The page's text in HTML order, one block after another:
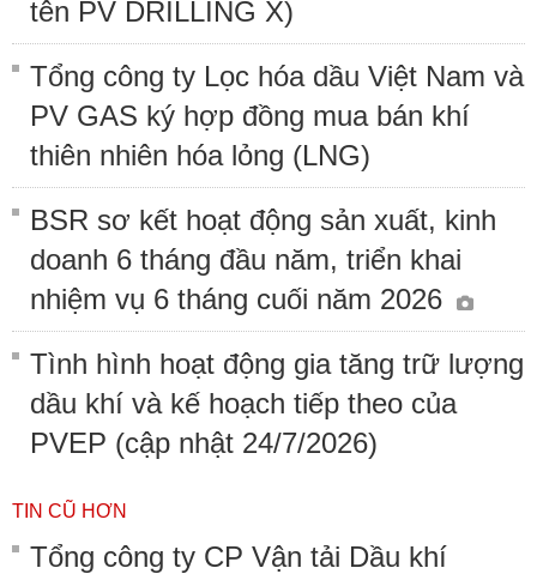
tên PV DRILLING X)
Tổng công ty Lọc hóa dầu Việt Nam và
PV GAS ký hợp đồng mua bán khí
thiên nhiên hóa lỏng (LNG)
BSR sơ kết hoạt động sản xuất, kinh
doanh 6 tháng đầu năm, triển khai
nhiệm vụ 6 tháng cuối năm 2026
Tình hình hoạt động gia tăng trữ lượng
dầu khí và kế hoạch tiếp theo của
PVEP (cập nhật 24/7/2026)
TIN CŨ HƠN
Tổng công ty CP Vận tải Dầu khí